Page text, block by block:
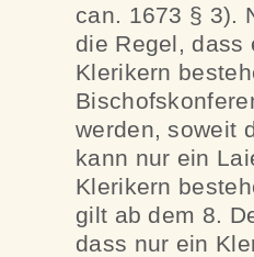
can. 1673 § 3).
die Regel, dass
Klerikern
werden, soweit
kann nur ein
Klerikern
gilt ab dem 8.
dass nur ein